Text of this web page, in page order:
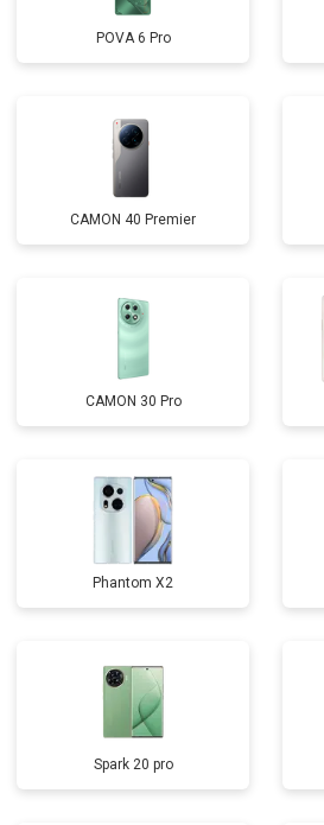
POVA 6 Pro
CAMON 40 Premier
CAMON 30 Pro
Phantom X2
Spark 20 pro